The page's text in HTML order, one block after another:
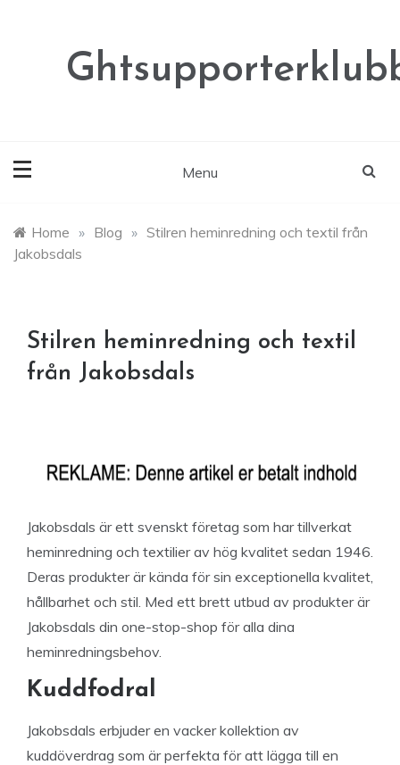
Menu
Home » Blog » Stilren heminredning och textil från
Jakobsdals
Stilren heminredning och textil
från Jakobsdals
Jakobsdals är ett svenskt företag som har tillverkat
heminredning och textilier av hög kvalitet sedan 1946.
Deras produkter är kända för sin exceptionella kvalitet,
hållbarhet och stil. Med ett brett utbud av produkter är
Jakobsdals din one-stop-shop för alla dina
heminredningsbehov.
Kuddfodral
Jakobsdals erbjuder en vacker kollektion av
kuddöverdrag som är perfekta för att lägga till en